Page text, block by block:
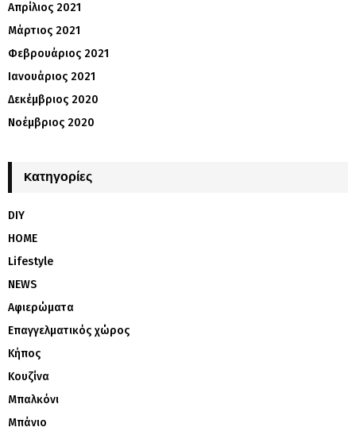
Απρίλιος 2021
Μάρτιος 2021
Φεβρουάριος 2021
Ιανουάριος 2021
Δεκέμβριος 2020
Νοέμβριος 2020
Kατηγορίες
DIY
HOME
Lifestyle
NEWS
Αφιερώματα
Επαγγελματικός χώρος
Κήπος
Κουζίνα
Μπαλκόνι
Μπάνιο